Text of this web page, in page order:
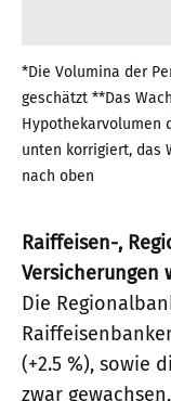
*Die Volumina der
geschätzt **Das
Hypothekarvolumen
unten korrigiert, das
nach oben
Raiffeisen-,
Versicherungen
Die
(+2.5 %), sowie
zwar